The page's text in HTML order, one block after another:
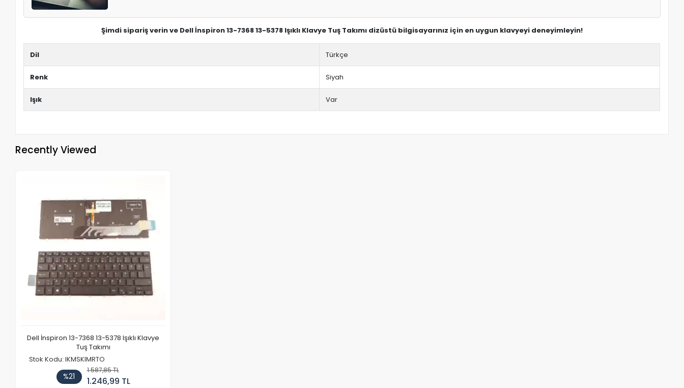
Şimdi sipariş verin ve Dell İnspiron 13-7368 13-5378 Işıklı Klavye Tuş Takımı dizüstü bilgisayarınız için en uygun klavyeyi deneyimleyin!
Dil Türkçe
Renk Siyah
Işık Var
Recently Viewed
Dell İnspiron 13-7368 13-5378 Işıklı Klavye
Tuş Takımı
Stok Kodu: IKMSKIMRTO
%21
1.587,85 TL
1.246,99 TL